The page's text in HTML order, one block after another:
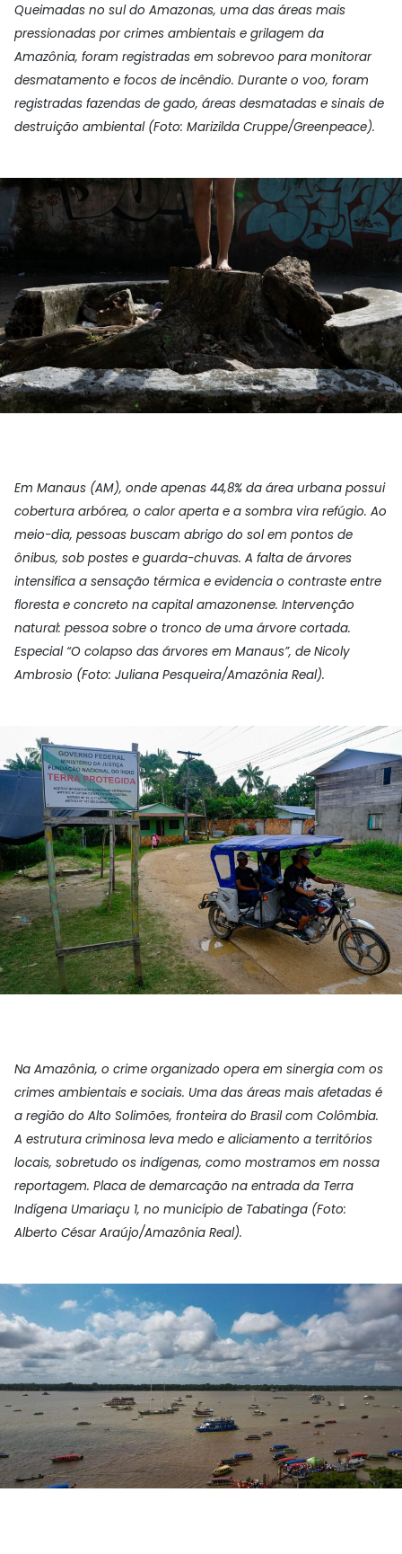
Queimadas no sul do Amazonas, uma das áreas mais
pressionadas por crimes ambientais e grilagem da
Amazônia, foram registradas em sobrevoo para monitorar
desmatamento e focos de incêndio. Durante o voo, foram
registradas fazendas de gado, áreas desmatadas e sinais de
destruição ambiental (Foto: Marizilda Cruppe/Greenpeace).
Em Manaus (AM), onde apenas 44,8% da área urbana possui
cobertura arbórea, o calor aperta e a sombra vira refúgio. Ao
meio-dia, pessoas buscam abrigo do sol em pontos de
ônibus, sob postes e guarda-chuvas. A falta de árvores
intensifica a sensação térmica e evidencia o contraste entre
floresta e concreto na capital amazonense. Intervenção
natural: pessoa sobre o tronco de uma árvore cortada.
Especial “O colapso das árvores em Manaus”, de Nicoly
Ambrosio (Foto: Juliana Pesqueira/Amazônia Real).
Na Amazônia, o crime organizado opera em sinergia com os
crimes ambientais e sociais. Uma das áreas mais afetadas é
a região do Alto Solimões, fronteira do Brasil com Colômbia.
A estrutura criminosa leva medo e aliciamento a territórios
locais, sobretudo os indígenas, como mostramos em nossa
reportagem. Placa de demarcação na entrada da Terra
Indígena Umariaçu 1, no município de Tabatinga (Foto:
Alberto César Araújo/Amazônia Real).